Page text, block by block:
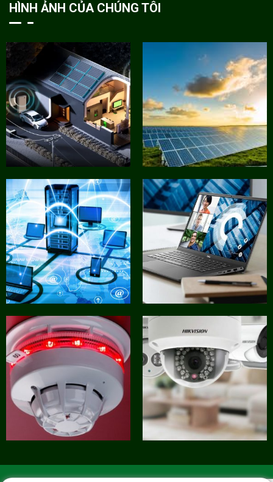
HÌNH ẢNH CỦA CHÚNG TÔI